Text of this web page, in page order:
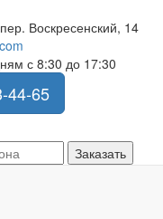
Воскресенский, 14
с 8:30 до 17:30
44-65